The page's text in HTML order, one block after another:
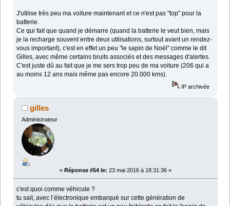
J'utilise très peu ma voiture maintenant et ce n'est pas "top" pour la
batterie.
Ce qui fait que quand je démarre (quand la batterie le veut bien, mais
je la recharge souvent entre deux utilisations, surtout avant un rendez-
vous important), c'est en effet un peu "le sapin de Noël" comme le dit
Gilles, avec même certains bruits associés et des messages d'alertes.
C'est juste dû au fait que je me sers trop peu de ma voiture (206 qui a
au moins 12 ans mais même pas encore 20.000 kms).
IP archivée
gilles
Administrateur
« Réponse #54 le: 23 mai 2016 à 18:31:36 »
c'est quoi comme véhicule ?
tu sait, avec l’électronique embarqué sur cette génération de